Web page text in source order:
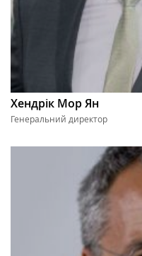
Хендрік Мор Ян
Генеральний директор